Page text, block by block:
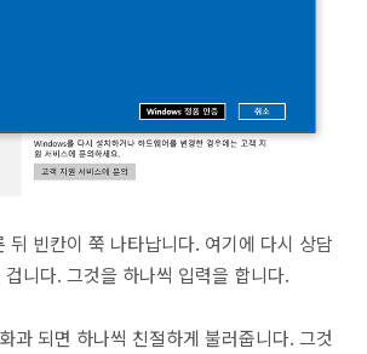
뒤 빈칸이 쭉 나타납니다. 여기에 다시 상담
니다. 그것을 하나씩 입력을 합니다.
과 되면 하나씩 친절하게 불러줍니다. 그것